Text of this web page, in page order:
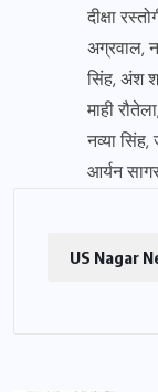
दीक्षा
अग्रवाल,
सिंह, अंश
माही
नव्या
आर्यन
US Nagar